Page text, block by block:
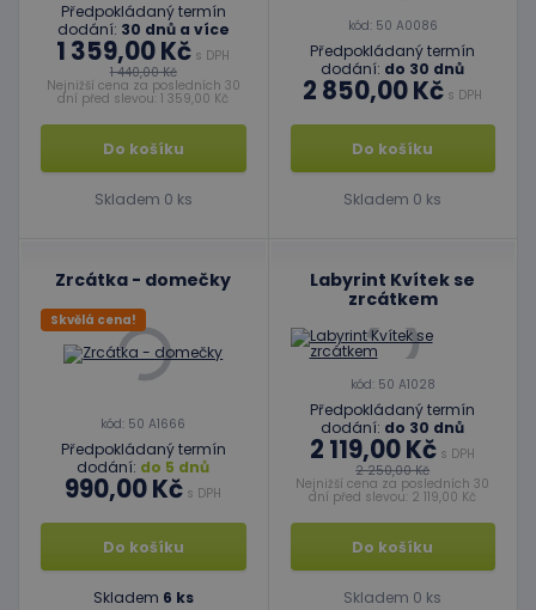
Předpokládaný termín
dodání: 30 dnů a více
1 359,00 Kč s DPH
1 440,00 Kč
Nejnižší cena za posledních 30
dní před slevou: 1 359,00 Kč
Do košíku
Skladem 0 ks
kód: 50 A0086
Předpokládaný termín
dodání: do 30 dnů
2 850,00 Kč s DPH
Do košíku
Skladem 0 ks
Zrcátka - domečky
Skvělá cena!
kód: 50 A1666
Předpokládaný termín
dodání: do 5 dnů
990,00 Kč s DPH
Do košíku
Skladem 6 ks
Labyrint Kvítek se
zrcátkem
kód: 50 A1028
Předpokládaný termín
dodání: do 30 dnů
2 119,00 Kč s DPH
2 250,00 Kč
Nejnižší cena za posledních 30
dní před slevou: 2 119,00 Kč
Do košíku
Skladem 0 ks